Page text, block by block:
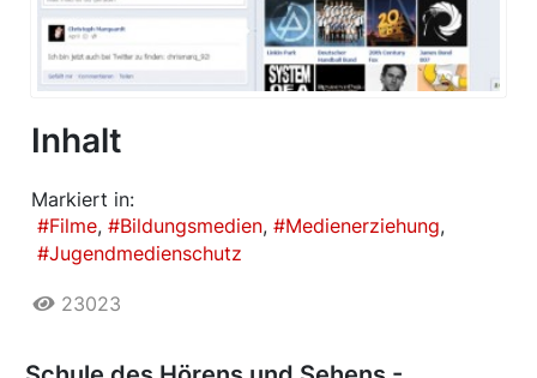
Inhalt
Markiert in:
Filme
Bildungsmedien
Medienerziehung
Jugendmedienschutz
23023